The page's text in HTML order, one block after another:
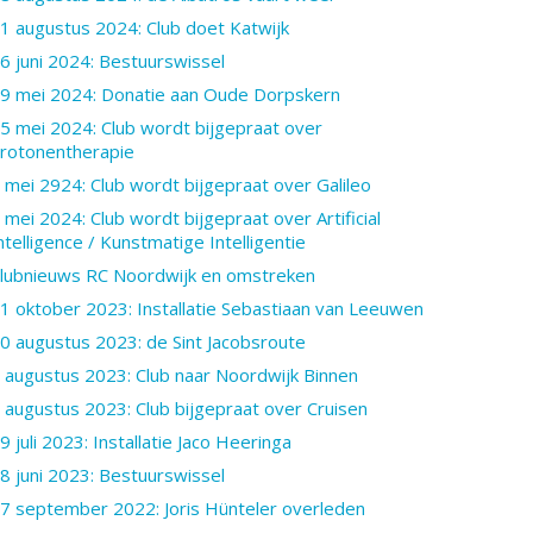
augustus 2024: Club doet Katwijk
juni 2024: Bestuurswissel
mei 2024: Donatie aan Oude Dorpskern
mei 2024: Club wordt bijgepraat over
mei 2924: Club wordt bijgepraat over Galileo
mei 2024: Club wordt bijgepraat over Artificial
/ Kunstmatige Intelligentie
RC Noordwijk en omstreken
oktober 2023: Installatie Sebastiaan van Leeuwen
augustus 2023: de Sint Jacobsroute
augustus 2023: Club naar Noordwijk Binnen
augustus 2023: Club bijgepraat over Cruisen
juli 2023: Installatie Jaco Heeringa
juni 2023: Bestuurswissel
september 2022: Joris Hünteler overleden